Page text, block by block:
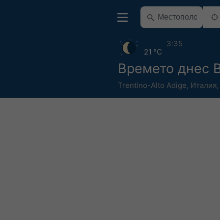
Времето днес
Trentino-Alto Adige, Италия,
21 °C
3:35